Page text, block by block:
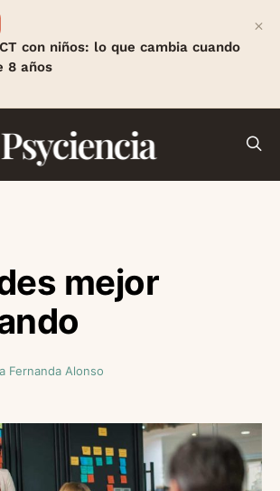
con niños: lo que cambia cuando
8 años
×
Psyciencia
mejor
Fernanda Alonso